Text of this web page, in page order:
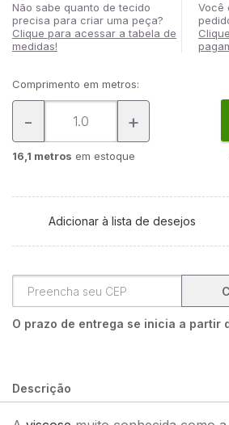
Não sabe quanto de tecido
precisa para criar uma peça?
Clique para acessar a tabela de
medidas!
Você
Comprimento em metros:
- +
16,1 metros em estoque
Adicionar à lista de desejos
O prazo de entrega se inicia a partir
Descrição